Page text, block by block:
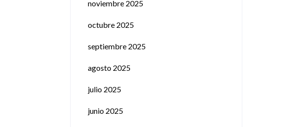
noviembre 2025
octubre 2025
septiembre 2025
agosto 2025
julio 2025
junio 2025